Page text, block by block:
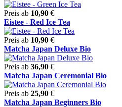
Preis ab 10,90 €
Eistee - Red Ice Tea
Preis ab 10,90 €
Matcha Japan Deluxe Bio
Preis ab 36,90 €
Matcha Japan Ceremonial Bio
Preis ab 25,90 €
Matcha Japan Beginners Bio